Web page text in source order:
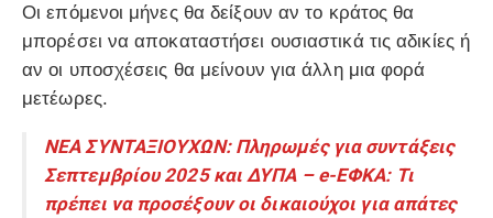
Οι επόμενοι μήνες θα δείξουν αν το κράτος θα
μπορέσει να αποκαταστήσει ουσιαστικά τις αδικίες ή
αν οι υποσχέσεις θα μείνουν για άλλη μια φορά
μετέωρες.
ΝΕΑ ΣΥΝΤΑΞΙΟΥΧΩΝ: Πληρωμές για συντάξεις
Σεπτεμβρίου 2025 και ΔΥΠΑ – e-ΕΦΚΑ: Τι
πρέπει να προσέξουν οι δικαιούχοι για απάτες